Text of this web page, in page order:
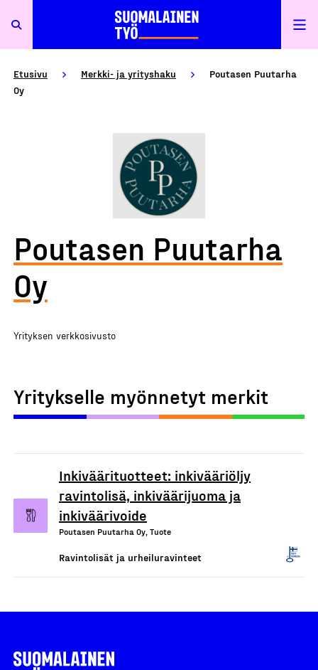
Etusivu Merkki- ja yrityshaku
Poutasen Puutarha
Oy
Poutasen Puutarha
Oy
Yrityksen verkkosivusto
Yritykselle myönnetyt merkit
Inkiväärituotteet: inkivääriöljy
ravintolisä, inkiväärijuoma ja
inkiväärivoide
Poutasen Puutarha Oy, Tuote
Ravintolisät ja urheiluravinteet